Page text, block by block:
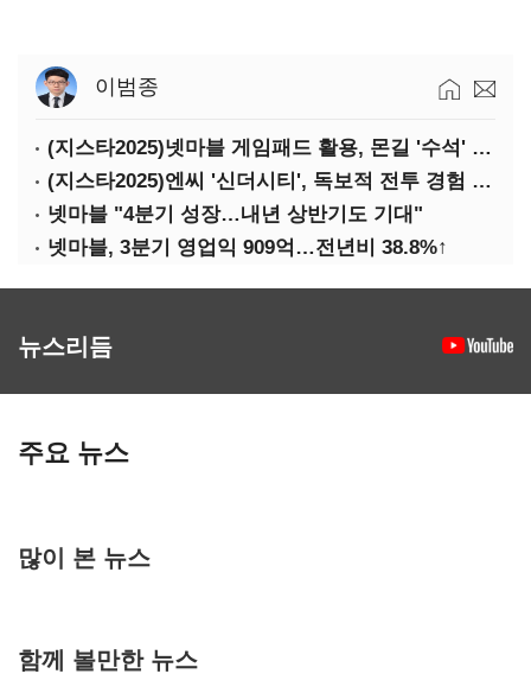
이범종
(지스타2025)넷마블 게임패드 활용, 몬길 '수석' 7대죄 '차석'
(지스타2025)엔씨 '신더시티', 독보적 전투 경험 필요
넷마블 "4분기 성장…내년 상반기도 기대"
넷마블, 3분기 영업익 909억…전년비 38.8%↑
뉴스리듬
주요 뉴스
많이 본 뉴스
함께 볼만한 뉴스